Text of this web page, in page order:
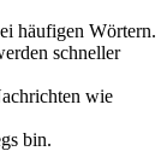
häufigen Wörtern.
schneller
wie
bin.